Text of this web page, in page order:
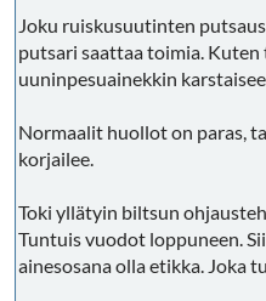
Joku ruiskusuutinten
putsari saattaa toimia. Kuten
uuninpesuainekkin
Normaalit huollot on paras,
korjailee.
Toki yllätyin biltsun
Tuntuis vuodot loppuneen.
ainesosana olla etikka. Joka